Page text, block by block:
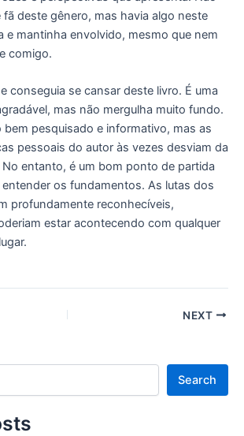
deste gênero, mas havia algo neste
e mantinha envolvido, mesmo que nem
comigo.
conseguia se cansar deste livro. É uma
mas não mergulha muito fundo.
pesquisado e informativo, mas as
pessoais do autor às vezes desviam da
entanto, é um bom ponto de partida
os fundamentos. As lutas dos
profundamente reconhecíveis,
estar acontecendo com qualquer
NEXT
Search